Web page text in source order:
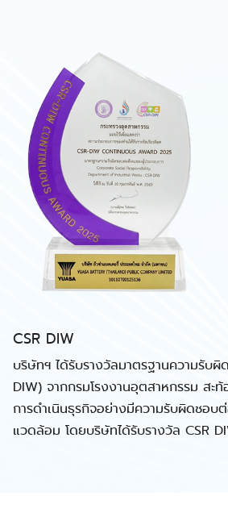
CSR DIW
บริษัทฯ ได้รับรางวัลมาตรฐานความรับ
DIW) จากกรมโรงงานอุตสาหกรรม สะ
การดำเนินธุรกิจอย่างมีความรับผิดชอ
แวดล้อม โดยบริษัทได้รับรางวัล CSR